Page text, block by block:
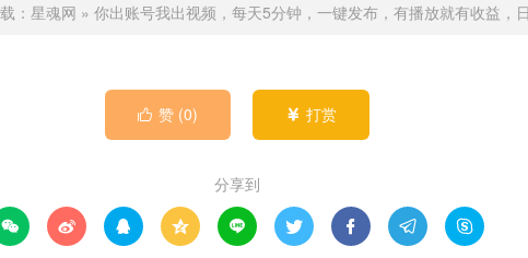
： 星魂网 » 你出账号我出视频，每天5分钟，一键发布，有播放就有收益，
 赞 (0)  打赏
分享到
        